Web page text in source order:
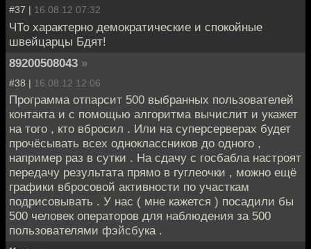
#37 | 16.08.12 07:32
ЧТо характерно демократические и спокойные
швейцарцы Бдят!
89200508043 »
#38 | 16.08.12 12:06
Программа отпарсит 500 выбранных пользователей
контакта и с помощью алгоритма вычислит и укажет
на того , кто вбросил . Или на суперсерверах будет
прочёсывать всех одноклассников до одного ,
например раз в сутки . На сдачу с госбабла настроят
передачу результата прямо в гуглеочки , можно ещё
графики вбросовой активности по участкам
подрисовывать . У нас ( мне кажется ) посадили бы
500 человек операторов для наблюдения за 500
пользователями фэйсбука .